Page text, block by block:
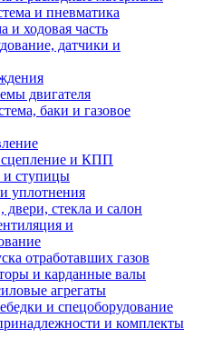
и пневматика
и ходовая часть
датчики и
двигателя
баки и газовое
сцепление и КПП
ступицы
уплотнения
двери, стекла и салон
и
отработавших газов
и карданные валы
агрегаты
и спецоборудование
и комплекты